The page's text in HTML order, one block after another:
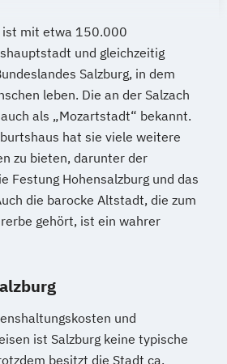
ist mit etwa 150.000
und gleichzeitig
Salzburg, in dem
leben. Die an der Salzach
als „Mozartstadt“ bekannt.
hat sie viele weitere
zu bieten, darunter der
Festung Hohensalzburg und das
die barocke Altstadt, die zum
gehört, ist ein wahrer
und
ist Salzburg keine typische
besitzt die Stadt ca.